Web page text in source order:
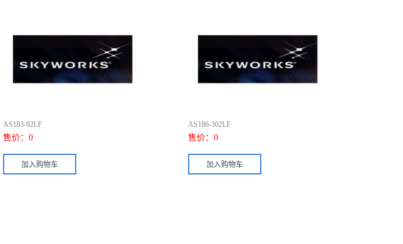
AS183-92LF
售价： 0
AS186-302LF
售价： 0